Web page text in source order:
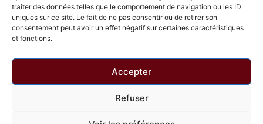
traiter des données telles que le comportement de navigation ou les ID
uniques sur ce site. Le fait de ne pas consentir ou de retirer son
consentement peut avoir un effet négatif sur certaines caractéristiques
et fonctions.
Accepter
Refuser